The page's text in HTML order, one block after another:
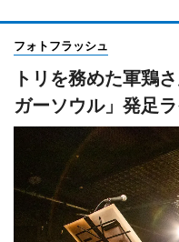
フォトフラッシュ
トリを務めた軍鶏
ガーソウル」発足